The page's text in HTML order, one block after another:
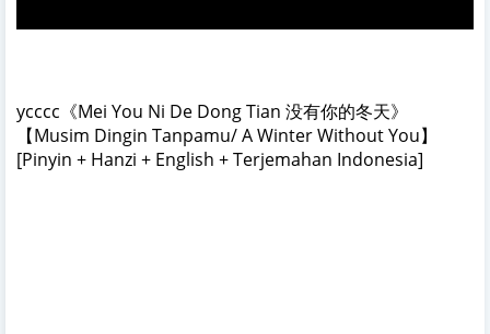
ycccc《Mei You Ni De Dong Tian 没有你的冬天》
【Musim Dingin Tanpamu/ A Winter Without You】
[Pinyin + Hanzi + English + Terjemahan Indonesia]